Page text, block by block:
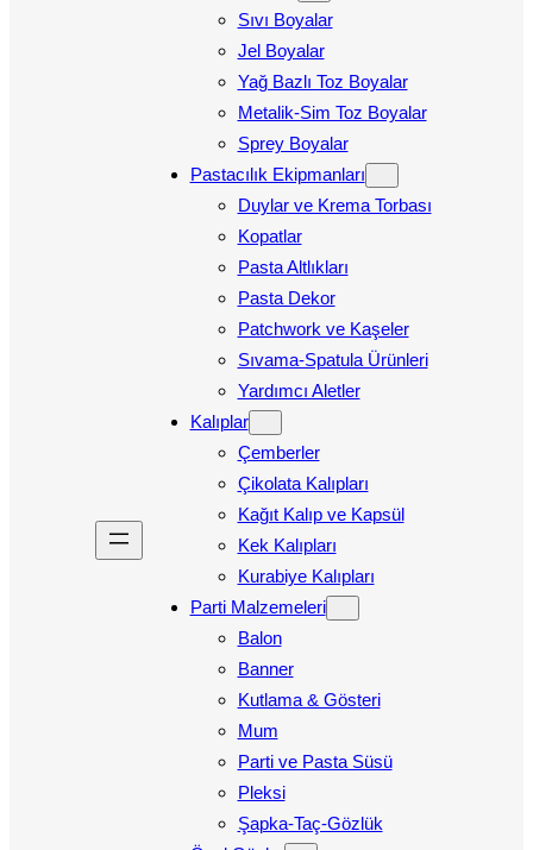
Sıvı Boyalar
Jel Boyalar
Yağ Bazlı Toz Boyalar
Metalik-Sim Toz Boyalar
Sprey Boyalar
Pastacılık Ekipmanları
Duylar ve Krema Torbası
Kopatlar
Pasta Altlıkları
Pasta Dekor
Patchwork ve Kaşeler
Sıvama-Spatula Ürünleri
Yardımcı Aletler
Kalıplar
Çemberler
Çikolata Kalıpları
Kağıt Kalıp ve Kapsül
Kek Kalıpları
Kurabiye Kalıpları
Parti Malzemeleri
Balon
Banner
Kutlama & Gösteri
Mum
Parti ve Pasta Süsü
Pleksi
Şapka-Taç-Gözlük